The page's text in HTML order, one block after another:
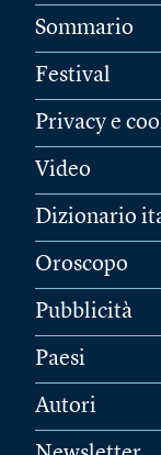
Sommario
Festival
Privacy e
Video
Dizionario
Oroscopo
Pubblicità
Paesi
Autori